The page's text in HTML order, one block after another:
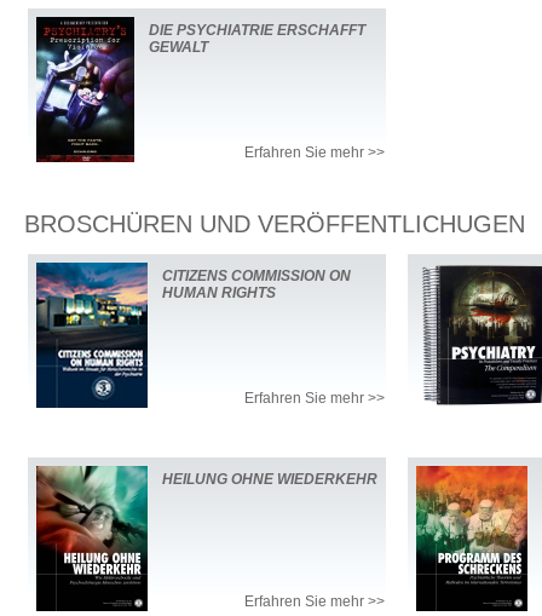
DIE PSYCHIATRIE ERSCHAFFT
GEWALT
Erfahren Sie mehr >>
BROSCHÜREN UND VERÖFFENTLICHUGEN
CITIZENS COMMISSION ON
HUMAN RIGHTS
Erfahren Sie mehr >>
HEILUNG OHNE WIEDERKEHR
Erfahren Sie mehr >>